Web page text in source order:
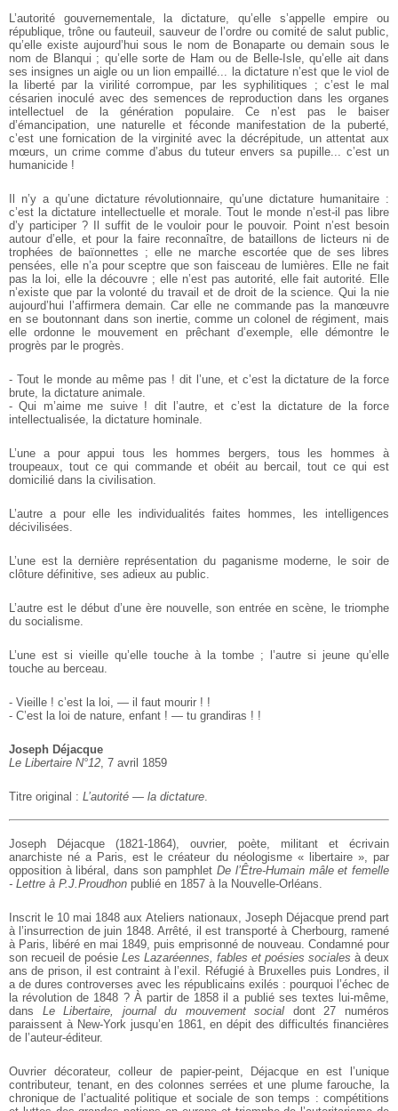
L’autorité gouvernementale, la dictature, qu’elle s’appelle empire ou
république, trône ou fauteuil, sauveur de l’ordre ou comité de salut public,
qu’elle existe aujourd’hui sous le nom de Bonaparte ou demain sous le
nom de Blanqui ; qu’elle sorte de Ham ou de Belle-Isle, qu’elle ait dans
ses insignes un aigle ou un lion empaillé... la dictature n’est que le viol de
la liberté par la virilité corrompue, par les syphilitiques ; c’est le mal
césarien inoculé avec des semences de reproduction dans les organes
intellectuel de la génération populaire. Ce n’est pas le baiser
d’émancipation, une naturelle et féconde manifestation de la puberté,
c’est une fornication de la virginité avec la décrépitude, un attentat aux
mœurs, un crime comme d’abus du tuteur envers sa pupille... c’est un
humanicide !
Il n’y a qu’une dictature révolutionnaire, qu’une dictature humanitaire :
c’est la dictature intellectuelle et morale. Tout le monde n’est-il pas libre
d’y participer ? Il suffit de le vouloir pour le pouvoir. Point n’est besoin
autour d’elle, et pour la faire reconnaître, de bataillons de licteurs ni de
trophées de baïonnettes ; elle ne marche escortée que de ses libres
pensées, elle n’a pour sceptre que son faisceau de lumières. Elle ne fait
pas la loi, elle la découvre ; elle n’est pas autorité, elle fait autorité. Elle
n’existe que par la volonté du travail et de droit de la science. Qui la nie
aujourd’hui l’affirmera demain. Car elle ne commande pas la manœuvre
en se boutonnant dans son inertie, comme un colonel de régiment, mais
elle ordonne le mouvement en prêchant d’exemple, elle démontre le
progrès par le progrès.
- Tout le monde au même pas ! dit l’une, et c’est la dictature de la force
brute, la dictature animale.
- Qui m’aime me suive ! dit l’autre, et c’est la dictature de la force
intellectualisée, la dictature hominale.
L’une a pour appui tous les hommes bergers, tous les hommes à
troupeaux, tout ce qui commande et obéit au bercail, tout ce qui est
domicilié dans la civilisation.
L’autre a pour elle les individualités faites hommes, les intelligences
décivilisées.
L’une est la dernière représentation du paganisme moderne, le soir de
clôture définitive, ses adieux au public.
L’autre est le début d’une ère nouvelle, son entrée en scène, le triomphe
du socialisme.
L’une est si vieille qu’elle touche à la tombe ; l’autre si jeune qu’elle
touche au berceau.
- Vieille ! c’est la loi, — il faut mourir ! !
- C’est la loi de nature, enfant ! — tu grandiras ! !
Joseph Déjacque
Le Libertaire N°12, 7 avril 1859
Titre original : L’autorité — la dictature.
Joseph Déjacque (1821-1864), ouvrier, poète, militant et écrivain
anarchiste né a Paris, est le créateur du néologisme « libertaire », par
opposition à libéral, dans son pamphletDe l’Être-Humain mâle et femelle
- Lettre à P.J.Proudhon publié en 1857 à la Nouvelle-Orléans.
Inscrit le 10 mai 1848 aux Ateliers nationaux, Joseph Déjacque prend part
à l’insurrection de juin 1848. Arrêté, il est transporté à Cherbourg, ramené
à Paris, libéré en mai 1849, puis emprisonné de nouveau. Condamné pour
son recueil de poésie Les Lazaréennes, fables et poésies sociales à deux
ans de prison, il est contraint à l’exil. Réfugié à Bruxelles puis Londres, il
a de dures controverses avec les républicains exilés : pourquoi l’échec de
la révolution de 1848 ? À partir de 1858 il a publié ses textes lui-même,
dans Le Libertaire, journal du mouvement social dont 27 numéros
paraissent à New-York jusqu’en 1861, en dépit des difficultés financières
de l’auteur-éditeur.
Ouvrier décorateur, colleur de papier-peint, Déjacque en est l’unique
contributeur, tenant, en des colonnes serrées et une plume farouche, la
chronique de l’actualité politique et sociale de son temps : compétitions